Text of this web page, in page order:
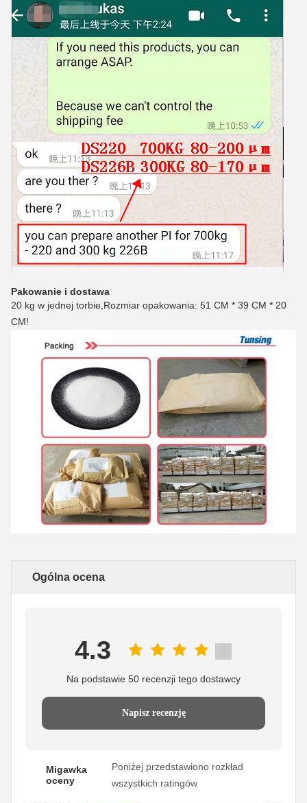
Pakowanie i dostawa
20 kg w jednej torbie,Rozmiar opakowania: 51 CM * 39 CM * 20
CM!
Ogólna ocena
4.3
Na podstawie 50 recenzji tego dostawcy
Napisz recenzję
Migawka
oceny
Poniżej przedstawiono rozkład
wszystkich ratingów